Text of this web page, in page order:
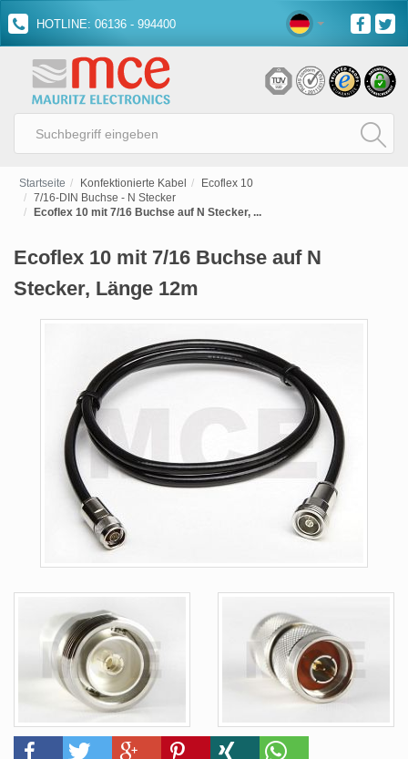
HOTLINE: 06136 - 994400
Startseite Konfektionierte Kabel
Ecoflex 10
7/16-DIN Buchse - N Stecker
Ecoflex 10 mit 7/16 Buchse auf N Stecker, ...
Ecoflex 10 mit 7/16 Buchse auf N
Stecker, Länge 12m